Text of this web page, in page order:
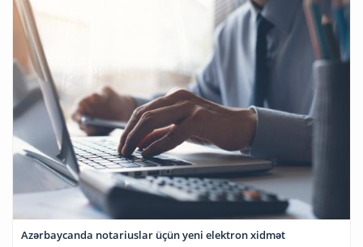
Azərbaycanda notariuslar üçün yeni elektron xidmət